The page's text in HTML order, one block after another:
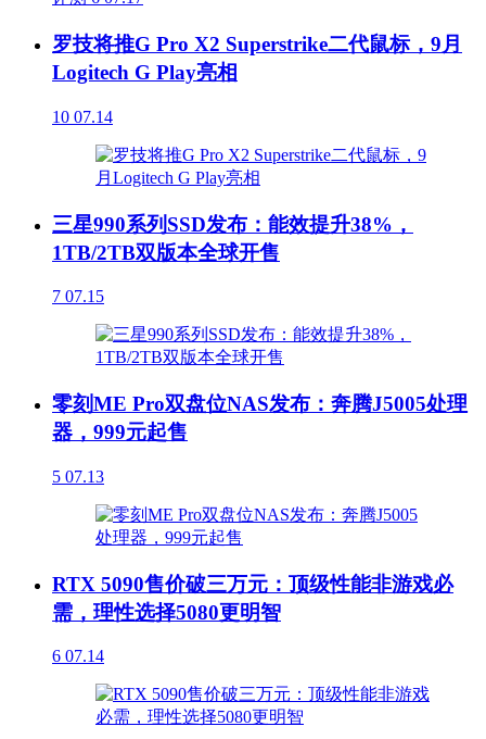
罗技将推G Pro X2 Superstrike二代鼠标，9月
Logitech G Play亮相
10 07.14
三星990系列SSD发布：能效提升38%，
1TB/2TB双版本全球开售
7 07.15
零刻ME Pro双盘位NAS发布：奔腾J5005处理
器，999元起售
5 07.13
RTX 5090售价破三万元：顶级性能非游戏必
需，理性选择5080更明智
6 07.14